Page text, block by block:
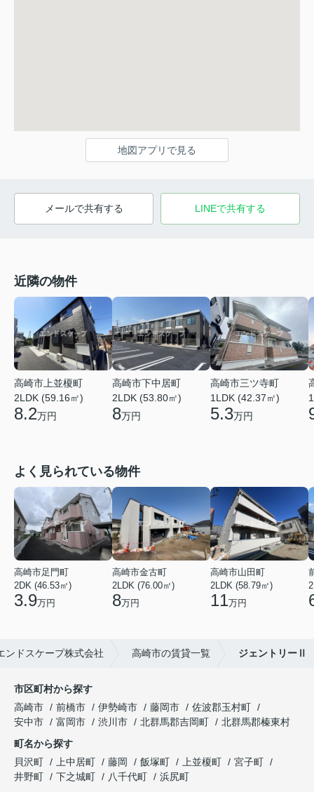
地図アプリで見る
メールで共有する LINEで共有する
近隣の物件
高崎市上並榎町
2LDK (59.16㎡)
8.2万円
高崎市下中居町
2LDK (53.80㎡)
8万円
高崎市三ツ寺町
1LDK (42.37㎡)
5.3万円
よく見られている物件
高崎市足門町
2DK (46.53㎡)
3.9万円
高崎市金古町
2LDK (76.00㎡)
8万円
高崎市山田町
2LDK (58.79㎡)
11万円
ンドスケープ株式会社 高崎市の賃貸一覧 ジェントリーⅡ
市区町村から探す
高崎市
前橋市 伊勢崎市 藤岡市
佐波郡玉村町
安中市
富岡市 渋川市 北群馬郡吉岡町
北群馬郡榛東村
町名から探す
貝沢町
上中居町 藤岡 飯塚町 上並榎町
宮子町
井野町
下之城町 八千代町
浜尻町